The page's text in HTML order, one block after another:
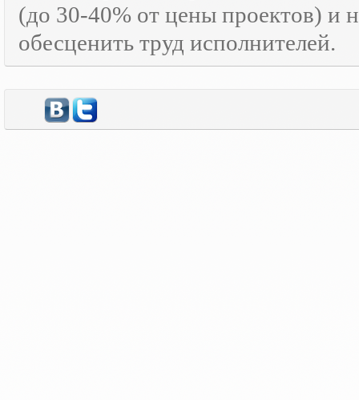
(до 30-40% от цены проектов) и
обесценить труд исполнителей.